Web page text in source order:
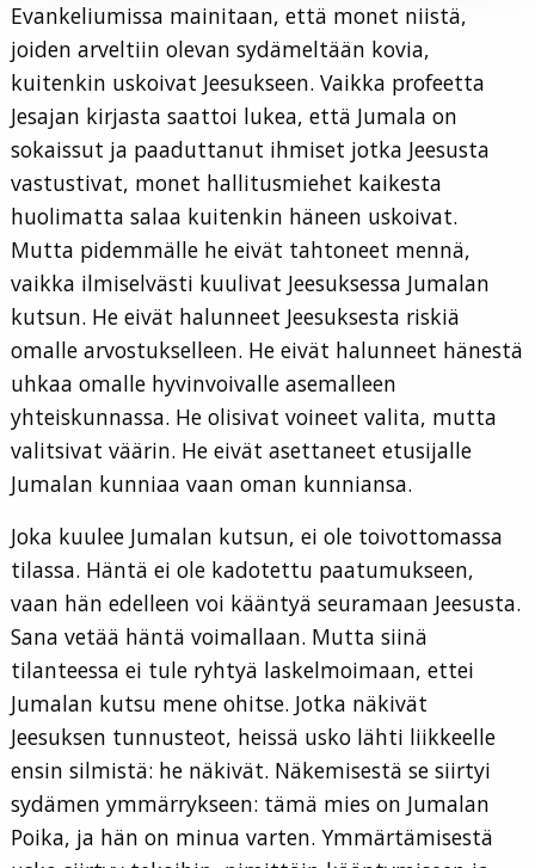
Evankeliumissa mainitaan, että monet niistä,
joiden arveltiin olevan sydämeltään kovia,
kuitenkin uskoivat Jeesukseen. Vaikka profeetta
Jesajan kirjasta saattoi lukea, että Jumala on
sokaissut ja paaduttanut ihmiset jotka Jeesusta
vastustivat, monet hallitusmiehet kaikesta
huolimatta salaa kuitenkin häneen uskoivat.
Mutta pidemmälle he eivät tahtoneet mennä,
vaikka ilmiselvästi kuulivat Jeesuksessa Jumalan
kutsun. He eivät halunneet Jeesuksesta riskiä
omalle arvostukselleen. He eivät halunneet hänestä
uhkaa omalle hyvinvoivalle asemalleen
yhteiskunnassa. He olisivat voineet valita, mutta
valitsivat väärin. He eivät asettaneet etusijalle
Jumalan kunniaa vaan oman kunniansa.
Joka kuulee Jumalan kutsun, ei ole toivottomassa
tilassa. Häntä ei ole kadotettu paatumukseen,
vaan hän edelleen voi kääntyä seuramaan Jeesusta.
Sana vetää häntä voimallaan. Mutta siinä
tilanteessa ei tule ryhtyä laskelmoimaan, ettei
Jumalan kutsu mene ohitse. Jotka näkivät
Jeesuksen tunnusteot, heissä usko lähti liikkeelle
ensin silmistä: he näkivät. Näkemisestä se siirtyi
sydämen ymmärrykseen: tämä mies on Jumalan
Poika, ja hän on minua varten. Ymmärtämisestä